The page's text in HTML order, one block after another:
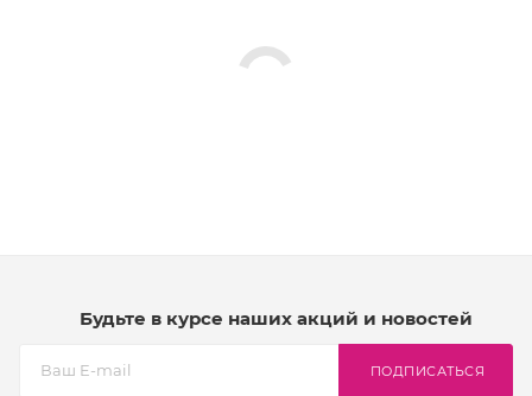
Будьте в курсе наших акций и новостей
ПОДПИСАТЬСЯ